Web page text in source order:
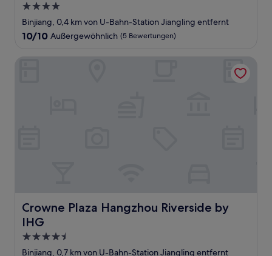
4.0-
Sterne-
Unterkunft
Binjiang, 0,4 km von U-Bahn-Station Jiangling entfernt
10.0
10,
10/10 Außergewöhnlich (5 Bewertungen)
Crowne Plaza Hangzhou Riverside by
IHG
Crowne Plaza Hangzhou Riverside by IHG
4.5-
Sterne-
Binjiang, 0,7 km von U-Bahn-Station Jiangling entfernt